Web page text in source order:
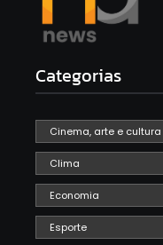
Categorias
Cinema, arte e cultura
Clima
Economia
Esporte